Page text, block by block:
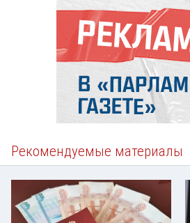
Рекомендуемые материалы